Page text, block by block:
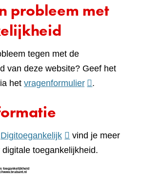
probleem met
tegen met de
van deze website? Geef het
het vragenformulier(verwijst
website)
.
Digitoegankelijk(verwijst
naar
vind je meer
toegankelijkheid.